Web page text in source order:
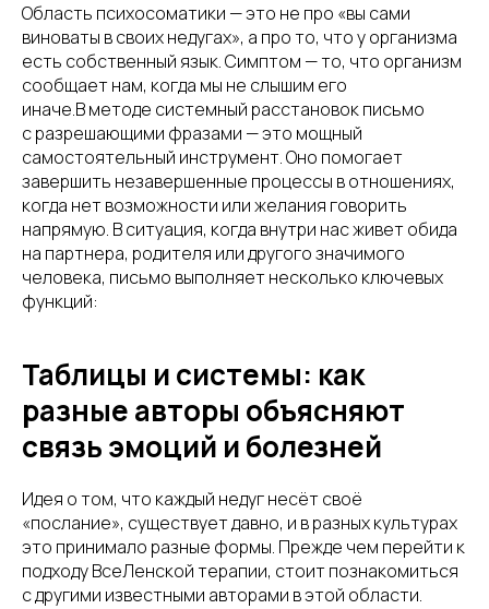
Область психосоматики — это не про «вы сами
виноваты в своих недугах», а про то, что у организма
есть собственный язык. Симптом — то, что организм
сообщает нам, когда мы не слышим его
иначе.В методе системный расстановок письмо
с разрешающими фразами — это мощный
самостоятельный инструмент. Оно помогает
завершить незавершенные процессы в отношениях,
когда нет возможности или желания говорить
напрямую. В ситуация, когда внутри нас живет обида
на партнера, родителя или другого значимого
человека, письмо выполняет несколько ключевых
функций:
Таблицы и системы: как
разные авторы объясняют
связь эмоций и болезней
Идея о том, что каждый недуг несёт своё
«послание», существует давно, и в разных культурах
это принимало разные формы. Прежде чем перейти к
подходу ВсеЛенской терапии, стоит познакомиться
с другими известными авторами в этой области.